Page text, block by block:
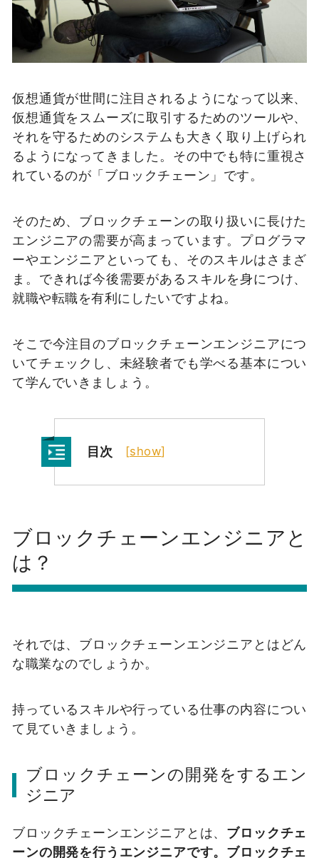
仮想通貨が世間に注目されるようになって以来、
仮想通貨をスムーズに取引するためのツールや、
それを守るためのシステムも大きく取り上げられ
るようになってきました。 その中でも特に重視さ
れているのが「ブロックチェーン」です。
そのため、ブロックチェーンの取り扱いに長けた
エンジニアの需要が高まっています。 プログラマ
ーやエンジニアといっても、そのスキルはさまざ
ま。 できれば今後需要があるスキルを身につけ、
就職や転職を有利にしたいですよね。
そこで今注目のブロックチェーンエンジニアにつ
いてチェックし、未経験者でも学べる基本につい
て学んでいきましょう。
目次 [show]
ブロックチェーンエンジニアと
は？
それでは、ブロックチェーンエンジニアとはどん
な職業なのでしょうか。
持っているスキルや行っている仕事の内容につい
て見ていきましょう。
ブロックチェーンの開発をするエン
ジニア
ブロックチェーンエンジニアとは、 ブロックチェ
ーンの開発を行うエンジニアです。 ブロックチェ